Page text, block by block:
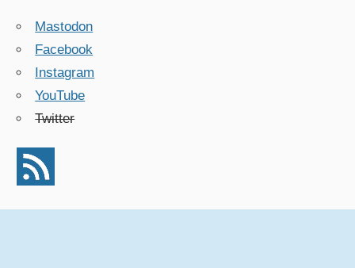
Mastodon
Facebook
Instagram
YouTube
Twitter